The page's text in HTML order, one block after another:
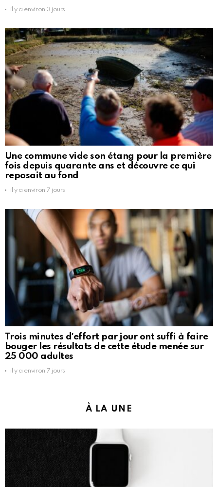
il y a environ 3 jours
Une commune vide son étang pour la première
fois depuis quarante ans et découvre ce qui
reposait au fond
il y a environ 7 jours
Trois minutes dʼeffort par jour ont suffi à faire
bouger les résultats de cette étude menée sur
25 000 adultes
il y a environ 7 jours
À LA UNE